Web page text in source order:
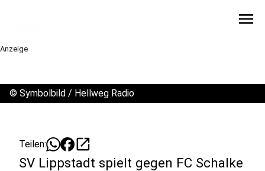
menu
Anzeige
© Symbolbild / Hellweg Radio
Teilen: open_in_new
SV Lippstadt spielt gegen FC Schalke